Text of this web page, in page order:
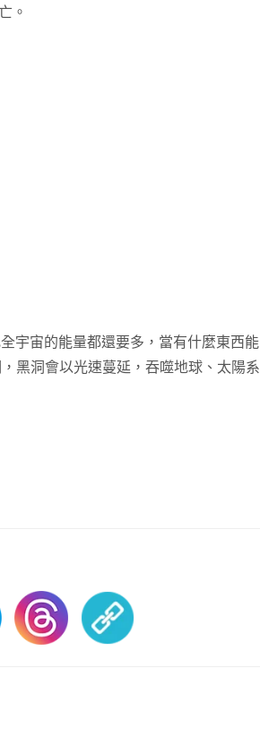
。
宇宙的能量都還要多，當有什麼東西能
黑洞會以光速蔓延，吞噬地球、太陽系